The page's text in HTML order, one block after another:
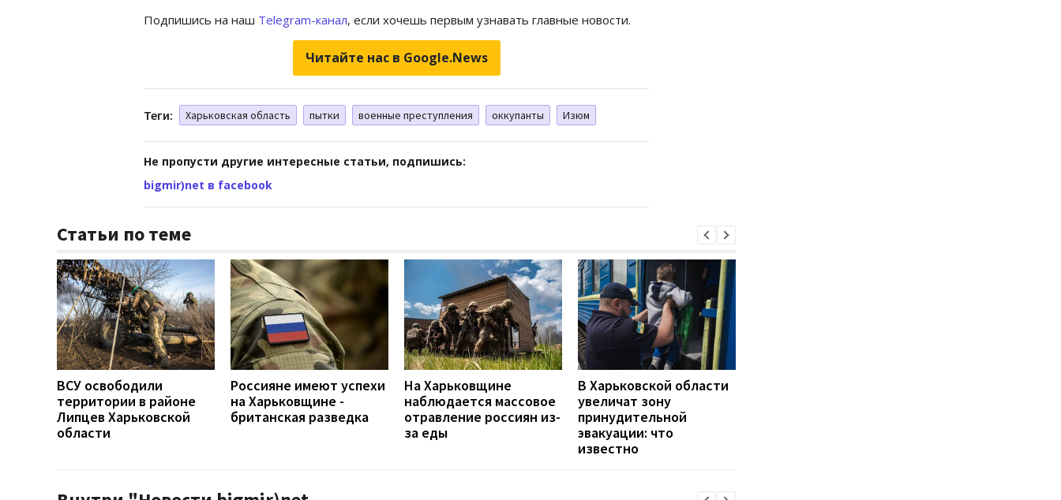
Подпишись на наш Telegram-канал, если хочешь первым узнавать главные новости.
Читайте нас в Google.News
Теги: Харьковская область пытки военные преступления оккупанты Изюм
Не пропусти другие интересные статьи, подпишись:
bigmir)net в facebook
Статьи по теме
ВСУ освободили
территории в районе
Липцев Харьковской
области
Россияне имеют успехи
на Харьковщине -
британская разведка
На Харьковщине
наблюдается массовое
отравление россиян из-
за еды
В Харьковской области
увеличат зону
принудительной
эвакуации: что
известно